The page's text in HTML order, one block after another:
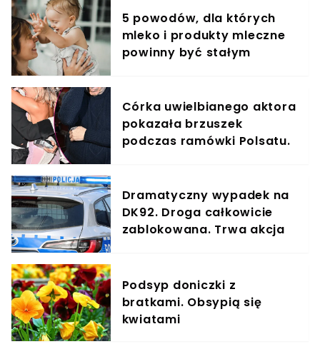
5 powodów, dla których
mleko i produkty mleczne
powinny być stałym
Córka uwielbianego aktora
pokazała brzuszek
podczas ramówki Polsatu.
Dramatyczny wypadek na
DK92. Droga całkowicie
zablokowana. Trwa akcja
Podsyp doniczki z
bratkami. Obsypią się
kwiatami